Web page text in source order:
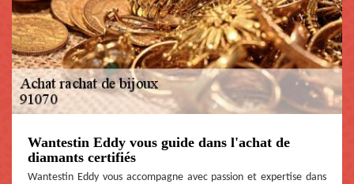
Wantestin Eddy vous guide dans l'achat de
diamants certifiés
Wantestin Eddy vous accompagne avec passion et expertise dans